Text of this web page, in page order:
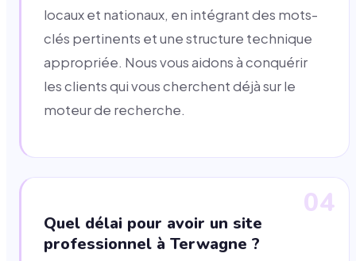
locaux et nationaux, en intégrant des mots-
clés pertinents et une structure technique
appropriée. Nous vous aidons à conquérir
les clients qui vous cherchent déjà sur le
moteur de recherche.
04
Quel délai pour avoir un site
professionnel à Terwagne ?